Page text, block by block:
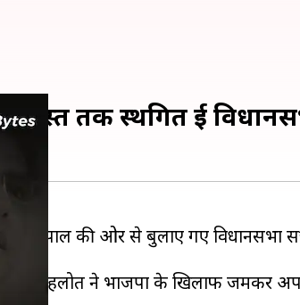
अगस्त तक स्थगित हुई
राज्यपाल की ओर से बुलाए गए विधानसभा
गहलोत ने भाजपा के खिलाफ जमकर